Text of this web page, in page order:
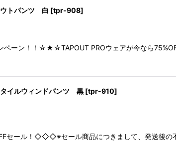
ウトパンツ 白 [tpr-908]
ーン！！☆★☆TAPOUT PROウェアが今なら
イルウィンドパンツ 黒 [tpr-910]
ール！◇◇◇※セール商品につきまして、発送後の不